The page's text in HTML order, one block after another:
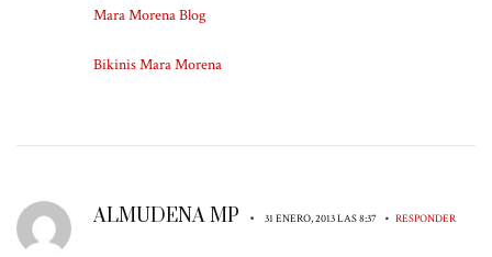
Mara Morena Blog
Bikinis Mara Morena
ALMUDENA MP • 31 ENERO, 2013 LAS 8:37 • RESPONDER